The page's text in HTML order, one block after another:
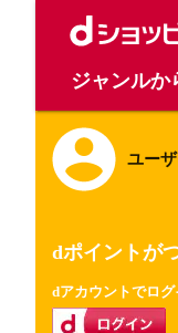
ユー
dポイントが
dアカウントでロ
ジャンルか